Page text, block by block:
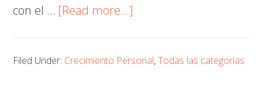
con el … [Read more...]
Mara
Filed Under: Crecimiento Personal,Todas las categorías